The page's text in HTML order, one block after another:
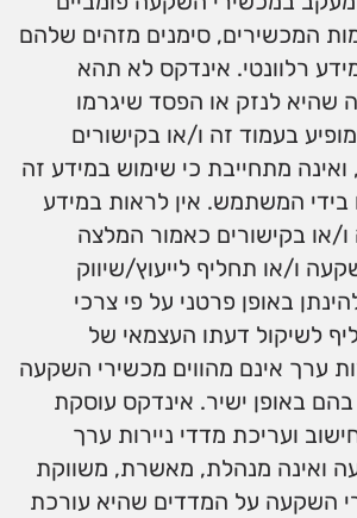
המכשירים, סימנים מזהים שלהם
רלוונטי. אינדקס לא תהא
שהיא לנזק או הפסד שיגרמו
בעמוד זה ו/או בקישורים
מתחייבת כי שימוש במידע זה
בידי המשתמש. אין לראות במידע
ו/או בקישורים כאמור המלצה
ו/או תחליף לייעוץ/שיווק
באופן פרטני על פי צרכי
לשיקול דעתו העצמאי של
ערך אינם מהווים מכשירי השקעה
בהם באופן ישיר. אינדקס עוסקת
ועריכת מדדי ניירות ערך
ואינה מנהלת, מאשרת, משווקת
השקעה על המדדים שהיא עורכת